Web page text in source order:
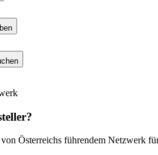
Österreichs führendem Netzwerk